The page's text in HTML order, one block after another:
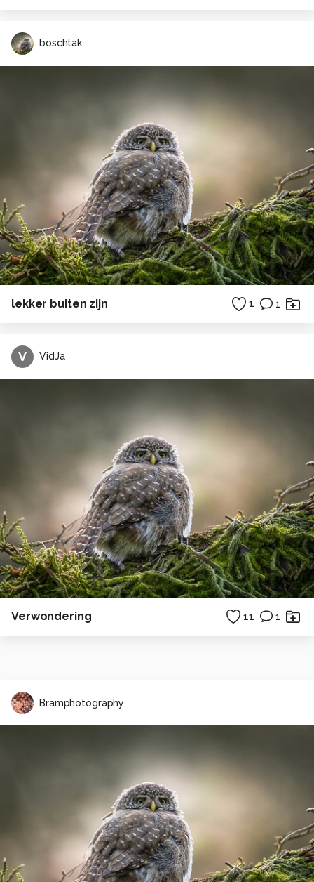
boschtak
lekker buiten zijn 1 1
V VidJa
Verwondering 11 1
Bramphotography